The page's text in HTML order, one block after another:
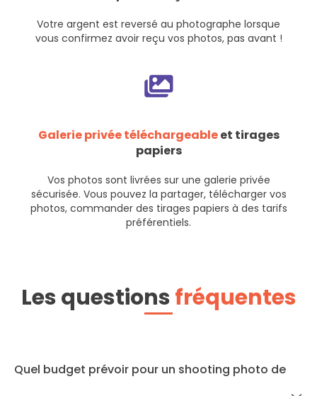
Votre argent est reversé au photographe lorsque
vous confirmez avoir reçu vos photos, pas avant !
Galerie privée téléchargeableet tirages
papiers
Vos photos sont livrées sur une galerie privée
sécurisée. Vous pouvez la partager, télécharger vos
photos, commander des tirages papiers à des tarifs
préférentiels.
Les questionsfréquentes
Quel budget prévoir pour un shooting photo de